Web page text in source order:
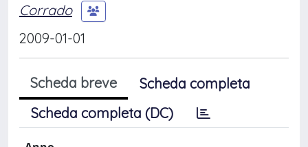
Corrado
2009-01-01
Scheda breve
Scheda completa
Scheda completa (DC)